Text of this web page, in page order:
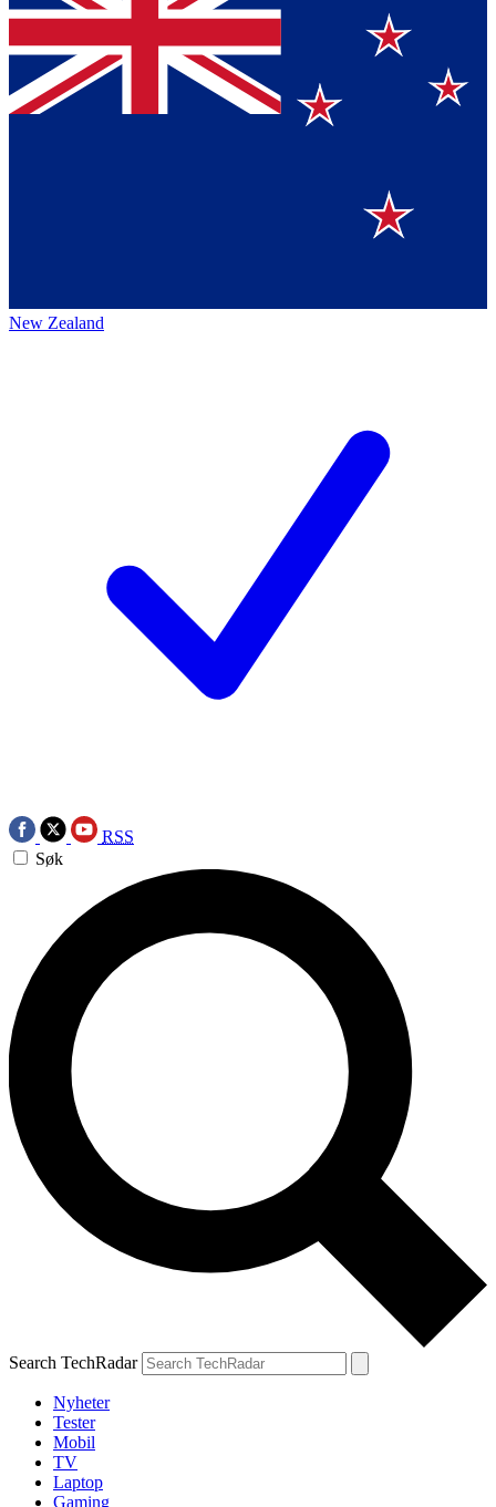
New Zealand
RSS
Søk
Search TechRadar
Nyheter
Tester
Mobil
TV
Laptop
Gaming